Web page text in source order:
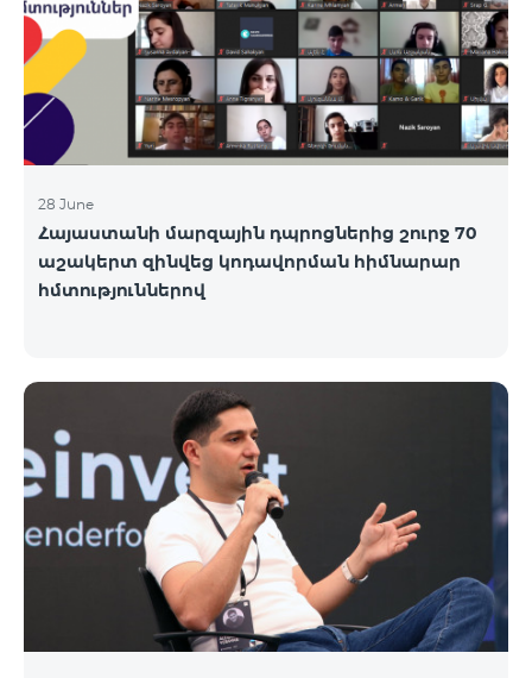
28 June
Հայաստանի մարզային դպրոցներից շուրջ 70
աշակերտ զինվեց կոդավորման հիմնարար
հմտություններով